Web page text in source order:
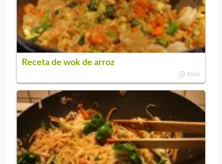
Receta de wok de arroz
46m